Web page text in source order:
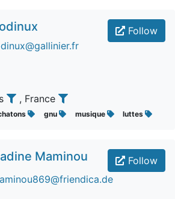
Follow
, France
gnu musique luttes
Follow
Maminou